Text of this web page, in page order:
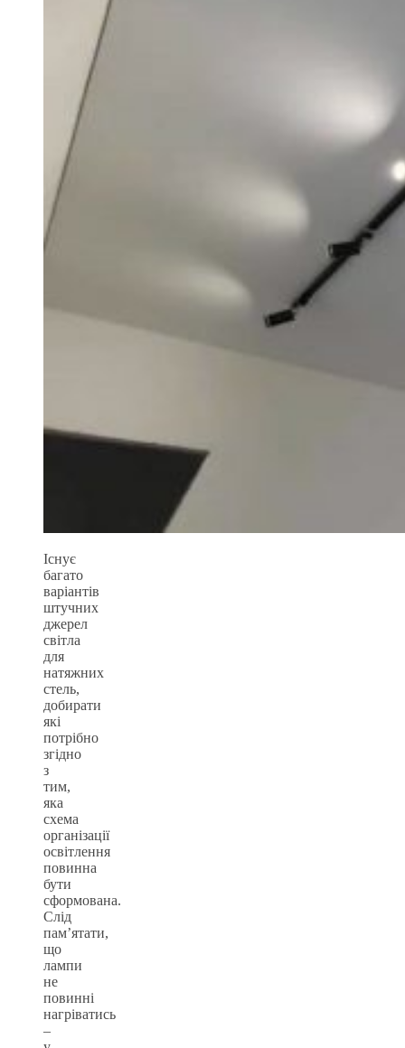
Існує
багато
варіантів
штучних
джерел
світла
для
натяжних
стель,
добирати
які
потрібно
згідно
з
тим,
яка
схема
організації
освітлення
повинна
бути
сформована.
Слід
пам’ятати,
що
лампи
не
повинні
нагріватись
–